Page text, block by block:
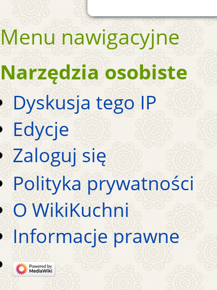
Menu nawigacyjne
Narzędzia osobiste
Dyskusja tego IP
Edycje
Zaloguj się
Polityka prywatności
O WikiKuchni
Informacje prawne